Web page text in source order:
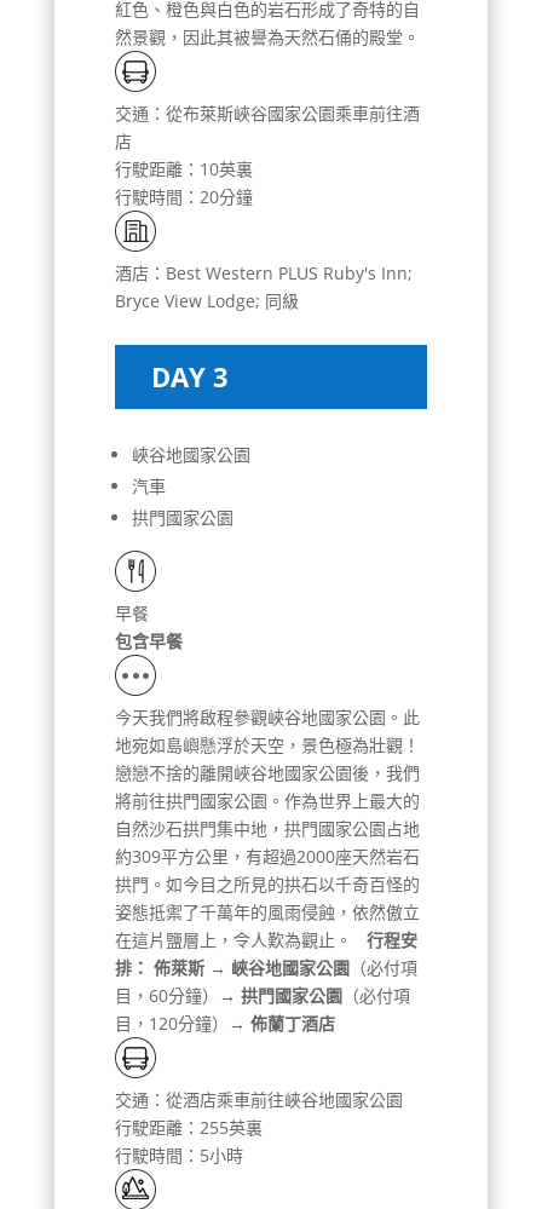
紅色、橙色與白色的岩石形成了奇特的自
然景觀，因此其被譽為天然石俑的殿堂。
交通：從布萊斯峽谷國家公園乘車前往酒
店
行駛距離：10英裏
行駛時間：20分鐘
酒店：Best Western PLUS Ruby's Inn;
Bryce View Lodge; 同級
DAY 3
峽谷地國家公園
汽車
拱門國家公園
早餐
包含早餐
今天我們將啟程參觀峽谷地國家公園。此
地宛如島嶼懸浮於天空，景色極為壯觀！
戀戀不捨的離開峽谷地國家公園後，我們
將前往拱門國家公園。作為世界上最大的
自然沙石拱門集中地，拱門國家公園占地
約309平方公里，有超過2000座天然岩石
拱門。如今目之所見的拱石以千奇百怪的
姿態抵禦了千萬年的風雨侵蝕，依然傲立
在這片鹽層上，令人歎為觀止。 行程安
排： 佈萊斯 → 峽谷地國家公園（必付項
目，60分鐘）
→ 拱門國家公園（必付項
目，120分鐘）→ 佈蘭丁酒店
交通：從酒店乘車前往峽谷地國家公園
行駛距離：255英裏
行駛時間：5小時